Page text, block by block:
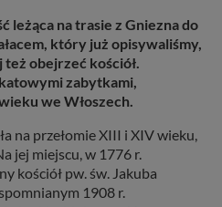
leżąca na trasie z Gniezna do
który już opisywaliśmy,
obejrzeć kościół.
zabytkami,
we Włoszech.
na przełomie XIII i XIV wieku,
jej miejscu, w 1776 r.
kościół pw. św. Jakuba
1908 r.